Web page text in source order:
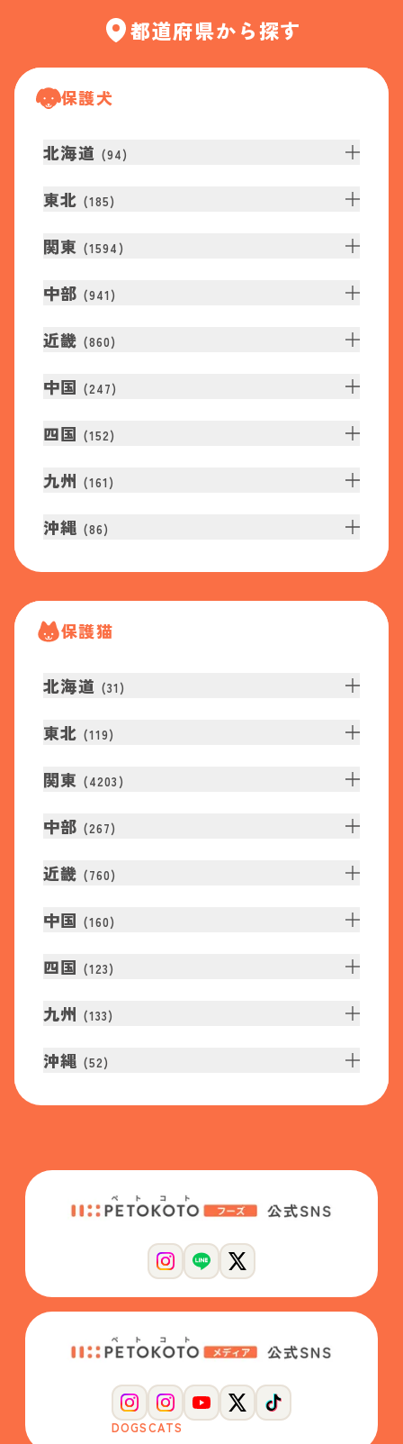
都道府県から探す
保護犬
北海道 (94)
東北 (185)
関東 (1594 )
中部 (941 )
近畿 (860)
中国 (247)
四国 (152)
九州 (161 )
沖縄 (86)
保護猫
北海道 (31 )
東北 (119)
関東 (4203 )
中部 (267)
近畿 (760)
中国 (160)
四国 (123)
九州 (133)
沖縄 (52)
DOGSCATS